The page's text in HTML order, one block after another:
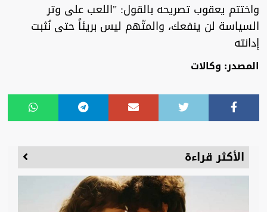
واختتم يعقوب تصريحه بالقول: "اللعب على وتر
السياسة لن ينفعك، والمتّهم ليس بريئاً حتى نُثبت
إدانته
المصدر: وكالات
الأكثر قراءة